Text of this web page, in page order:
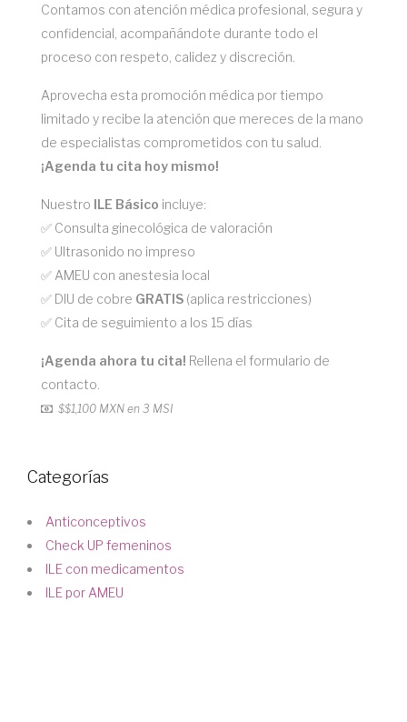
Contamos con atención médica profesional, segura y
confidencial, acompañándote durante todo el
proceso con respeto, calidez y discreción.
Aprovecha esta promoción médica por tiempo
limitado y recibe la atención que mereces de la mano
de especialistas comprometidos con tu salud.
¡Agenda tu cita hoy mismo!
Nuestro ILE Básico incluye:
✅ Consulta ginecológica de valoración
✅ Ultrasonido no impreso
✅ AMEU con anestesia local
✅ DIU de cobre GRATIS (aplica restricciones)
✅ Cita de seguimiento a los 15 días
¡Agenda ahora tu cita! Rellena el formulario de
contacto.
$$1,100 MXN en 3 MSI
Categorías
Anticonceptivos
Check UP femeninos
ILE con medicamentos
ILE por AMEU